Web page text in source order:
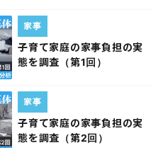
子育て家庭の家事負担の実
態を調査（第1回）
家事
子育て家庭の家事負担の実
態を調査（第2回）
家事